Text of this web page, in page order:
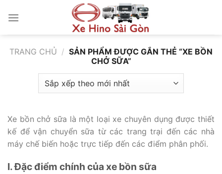
qua
TRANG CHỦ / SẢN PHẨM ĐƯỢC GẮN THẺ “XE BỒN
CHỞ SỮA”
Xe bồn chở sữa là một loại xe chuyên dụng được thiết
kế để vận chuyển sữa từ các trang trại đến các nhà
máy chế biến hoặc trực tiếp đến các điểm phân phối.
I. Đặc điểm chính của xe bồn sữa